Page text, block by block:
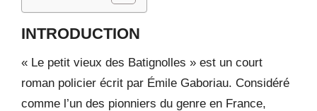
INTRODUCTION
« Le petit vieux des Batignolles » est un court
roman policier écrit par Émile Gaboriau. Considéré
comme l’un des pionniers du genre en France,